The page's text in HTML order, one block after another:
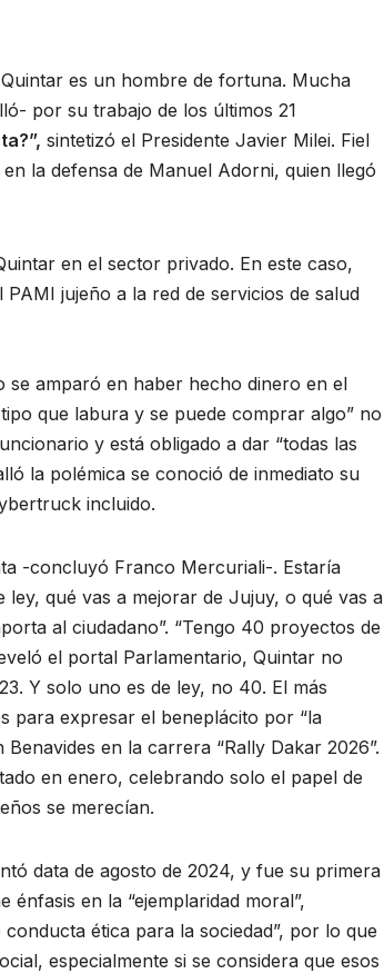
es un hombre de fortuna. Mucha
por su trabajo de los últimos 21
sintetizó el Presidente Javier Milei. Fiel
la defensa de Manuel Adorni, quien llegó
en el sector privado. En este caso,
jujeño a la red de servicios de salud
se amparó en haber hecho dinero en el
que labura y se puede comprar algo” no
y está obligado a dar “todas las
la polémica se conoció de inmediato su
incluido.
-concluyó Franco Mercuriali-. Estaría
qué vas a mejorar de Jujuy, o qué vas a
al ciudadano”. “Tengo 40 proyectos de
el portal Parlamentario, Quintar no
Y solo uno es de ley, no 40. El más
para expresar el beneplácito por “la
en la carrera “Rally Dakar 2026”.
en enero, celebrando solo el papel de
se merecían.
data de agosto de 2024, y fue su primera
en la “ejemplaridad moral”,
ética para la sociedad”, por lo que
especialmente si se considera que esos